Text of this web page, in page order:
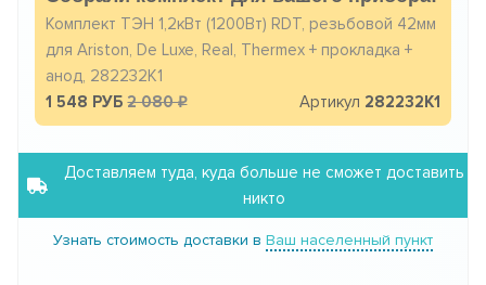
Комплект ТЭН 1,2кВт (1200Вт) RDT, резьбовой 42мм
для Ariston, De Luxe, Real, Thermex + прокладка +
анод, 282232K1
1 548 РУБ2 080 Артикул 282232K1
Доставляем туда, куда больше не сможет доставить
никто
Узнать стоимость доставки в Ваш населенный пункт